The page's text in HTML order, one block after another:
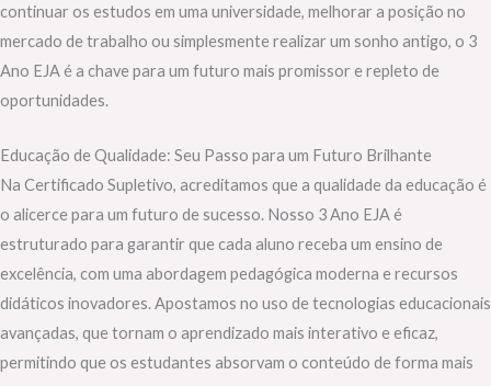
continuar os estudos em uma universidade, melhorar a posição no
mercado de trabalho ou simplesmente realizar um sonho antigo, o 3
Ano EJA é a chave para um futuro mais promissor e repleto de
oportunidades.
Educação de Qualidade: Seu Passo para um Futuro Brilhante
Na Certificado Supletivo, acreditamos que a qualidade da educação é
o alicerce para um futuro de sucesso. Nosso 3 Ano EJA é
estruturado para garantir que cada aluno receba um ensino de
excelência, com uma abordagem pedagógica moderna e recursos
didáticos inovadores. Apostamos no uso de tecnologias educacionais
avançadas, que tornam o aprendizado mais interativo e eficaz,
permitindo que os estudantes absorvam o conteúdo de forma mais